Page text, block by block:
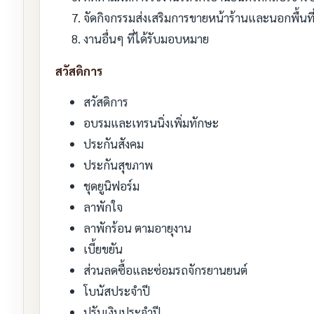
จัดกิจกรรมส่งเสริมการขายหน้าร้านและนอกพื้นที่
งานอื่นๆ ที่ได้รับมอบหมาย
สวัสดิการ
สวัสดิการ
อบรมและเทรนนิ่งเพิ่มทักษะ
ประกันสังคม
ประกันสุขภาพ
ชุดยูนิฟอร์ม
ลาพักใจ
ลาพักร้อน ตามอายุงาน
เบี้ยขยัน
ส่วนลดซื้อและซ่อมรถจักรยานยนต์
โบนัสประจำปี